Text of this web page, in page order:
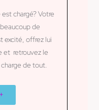
chargé? Votre
de
excité, offrez lui
et retrouvez le
de tout.